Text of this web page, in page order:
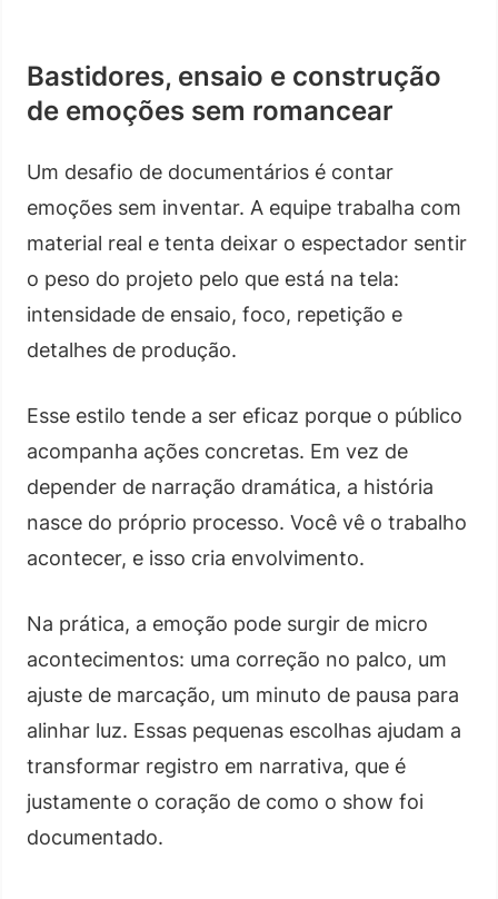
Bastidores, ensaio e construção
de emoções sem romancear
Um desafio de documentários é contar
emoções sem inventar. A equipe trabalha com
material real e tenta deixar o espectador sentir
o peso do projeto pelo que está na tela:
intensidade de ensaio, foco, repetição e
detalhes de produção.
Esse estilo tende a ser eficaz porque o público
acompanha ações concretas. Em vez de
depender de narração dramática, a história
nasce do próprio processo. Você vê o trabalho
acontecer, e isso cria envolvimento.
Na prática, a emoção pode surgir de micro
acontecimentos: uma correção no palco, um
ajuste de marcação, um minuto de pausa para
alinhar luz. Essas pequenas escolhas ajudam a
transformar registro em narrativa, que é
justamente o coração de como o show foi
documentado.